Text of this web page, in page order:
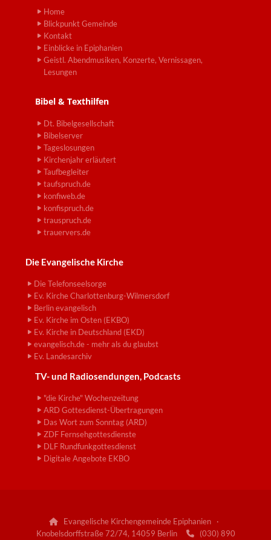
Home
Blickpunkt Gemeinde
Kontakt
Einblicke in Epiphanien
Geistl. Abendmusiken, Konzerte, Vernissagen,
Lesungen
Bibel & Texthilfen
Dt. Bibelgesellschaft
Bibelserver
Tageslosungen
Kirchenjahr erläutert
Taufbegleiter
taufspruch.de
konfiweb.de
konfispruch.de
trauspruch.de
trauervers.de
Die Evangelische Kirche
Die Telefonseelsorge
Ev. Kirche Charlottenburg-Wilmersdorf
Berlin evangelisch
Ev. Kirche im Osten (EKBO)
Ev. Kirche in Deutschland (EKD)
evangelisch.de - mehr als du glaubst
Ev. Landesarchiv
TV- und Radiosendungen, Podcasts
"die Kirche" Wochenzeitung
ARD Gottesdienst-Übertragungen
Das Wort zum Sonntag (ARD)
ZDF Fernsehgottesdienste
DLF Rundfunkgottesdienst
Digitale Angebote EKBO
Evangelische Kirchengemeinde Epiphanien ·
Knobelsdorffstraße 72/74, 14059 Berlin
(030) 890